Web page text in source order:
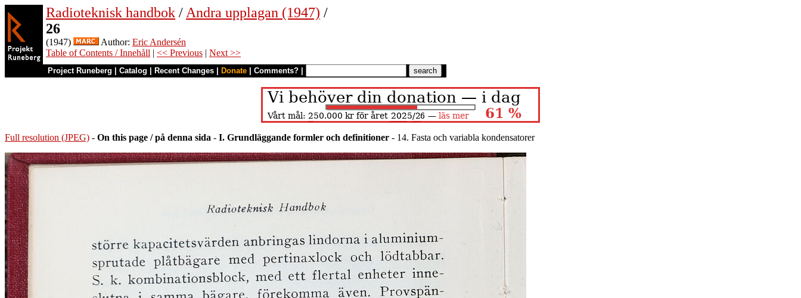
Radioteknisk handbok / Andra upplagan (1947) /
26
(1947) Author: Eric Andersén
Table of Contents / Innehåll | << Previous | Next >>
Project Runeberg Catalog Recent Changes Donate Comments?
Full resolution (JPEG) - On this page / på denna sida - I. Grundläggande formler och definitioner - 14. Fasta och variabla kondensatorer